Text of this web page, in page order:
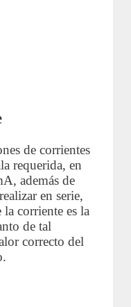
de corrientes
requerida, en
además de
en serie,
corriente es la
de tal
correcto del